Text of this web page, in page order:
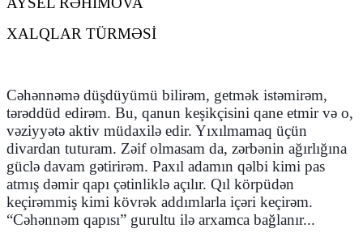
XALQLAR TÜRMƏSİ
Cəhənnəmə düşdüyümü bilirəm, getmək istəmirəm,
tərəddüd edirəm. Bu, qanun keşikçisini qane etmir və o,
vəziyyətə aktiv müdaxilə edir. Yıxılmamaq üçün
divardan tuturam. Zəif olmasam da, zərbənin ağırlığına
güclə davam gətirirəm. Paxıl adamın qəlbi kimi pas
atmış dəmir qapı çətinliklə açılır. Qıl körpüdən
keçirəmmiş kimi kövrək addımlarla içəri keçirəm.
“Cəhənnəm qapısı” gurultu ilə arxamca bağlanır...